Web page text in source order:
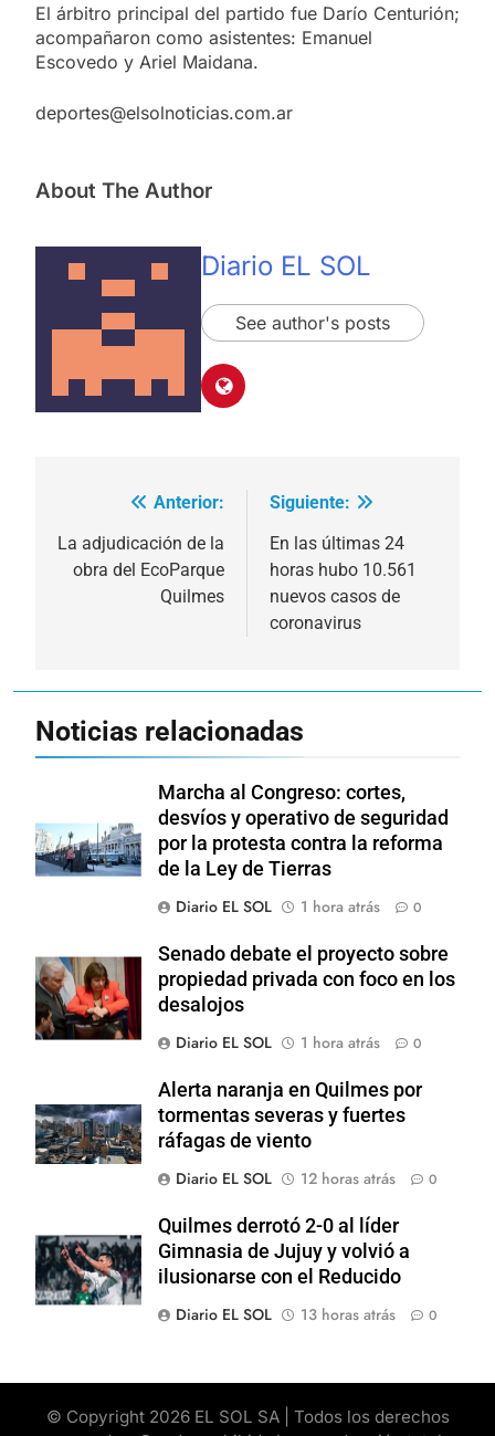
El árbitro principal del partido fue Darío Centurión;
acompañaron como asistentes: Emanuel
Escovedo y Ariel Maidana.
deportes@elsolnoticias.com.ar
About The Author
Diario EL SOL
See author's posts
Navegación
de
entradas
Anterior:
La adjudicación de la
obra del EcoParque
Quilmes
Siguiente:
En las últimas 24
horas hubo 10.561
nuevos casos de
coronavirus
Noticias relacionadas
Marcha al Congreso: cortes,
desvíos y operativo de seguridad
por la protesta contra la reforma
de la Ley de Tierras
Diario EL SOL
1 hora atrás 0
Senado debate el proyecto sobre
propiedad privada con foco en los
desalojos
Diario EL SOL
1 hora atrás 0
Alerta naranja en Quilmes por
tormentas severas y fuertes
ráfagas de viento
Diario EL SOL
12 horas atrás 0
Quilmes derrotó 2-0 al líder
Gimnasia de Jujuy y volvió a
ilusionarse con el Reducido
Diario EL SOL
13 horas atrás 0
© Copyright 2026 EL SOL SA | Todos los derechos